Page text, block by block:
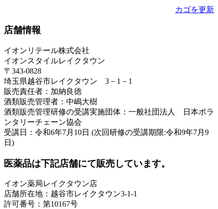
カゴを更新
店舗情報
イオンリテール株式会社
イオンスタイルレイクタウン
〒343-0828
埼玉県越谷市レイクタウン 3－1－1
販売責任者：加納良徳
酒類販売管理者：中嶋大樹
酒類販売管理研修の受講実施団体：一般社団法人 日本ボラ
ンタリーチェーン協会
受講日：令和6年7月10日 (次回研修の受講期限:令和9年7月9
日)
医薬品は下記店舗にて販売しています。
イオン薬局レイクタウン店
店舗所在地：越谷市レイクタウン3-1-1
許可番号：第10167号